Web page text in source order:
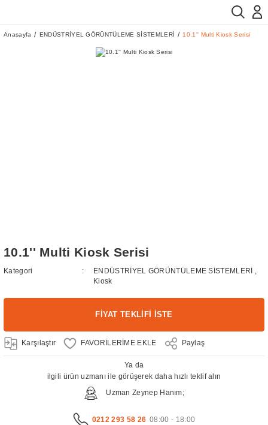
Anasayfa ENDÜSTRİYEL GÖRÜNTÜLEME SİSTEMLERİ 10.1'' Multi Kiosk Serisi
10.1'' Multi Kiosk Serisi
Kategori ENDÜSTRİYEL GÖRÜNTÜLEME SİSTEMLERİ
Kiosk
FİYAT TEKLİFİ İSTE
Karşılaştır Paylaş
Ya da
ilgili ürün uzmanı ile görüşerek daha hızlı teklif alın
Uzman Zeynep Hanım;
0212 293 58 26 08:00 - 18:00